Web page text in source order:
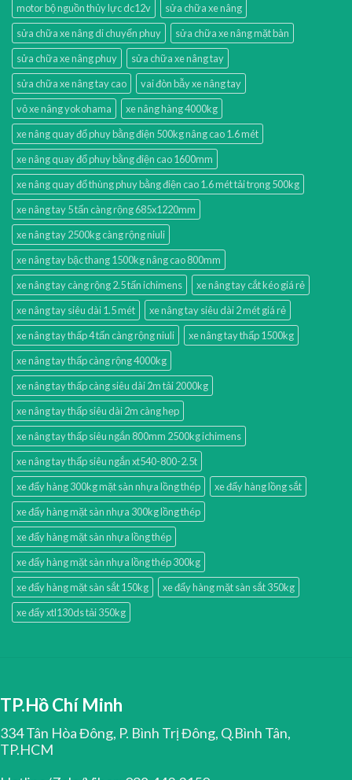
motor bộ nguồn thủy lực dc12v
sửa chữa xe nâng
sửa chữa xe nâng di chuyển phuy
sửa chữa xe nâng mặt bàn
sửa chữa xe nâng phuy
sửa chữa xe nâng tay
sửa chữa xe nâng tay cao
vai đòn bẫy xe nâng tay
vỏ xe nâng yokohama
xe nâng hàng 4000kg
xe nâng quay đổ phuy bằng điện 500kg nâng cao 1.6 mét
xe nâng quay đổ phuy bằng điện cao 1600mm
xe nâng quay đổ thùng phuy bằng điện cao 1.6 mét tải trọng 500kg
xe nâng tay 5 tấn càng rộng 685x1220mm
xe nâng tay 2500kg càng rộng niuli
xe nâng tay bậc thang 1500kg nâng cao 800mm
xe nâng tay càng rộng 2.5 tấn ichimens
xe nâng tay cắt kéo giá rẻ
xe nâng tay siêu dài 1.5 mét
xe nâng tay siêu dài 2 mét giá rẻ
xe nâng tay thấp 4 tấn càng rộng niuli
xe nâng tay thấp 1500kg
xe nâng tay thấp càng rộng 4000kg
xe nâng tay thấp càng siêu dài 2m tải 2000kg
xe nâng tay thấp siêu dài 2m càng hẹp
xe nâng tay thấp siêu ngắn 800mm 2500kg ichimens
xe nâng tay thấp siêu ngắn xt540-800-2.5t
xe đẩy hàng 300kg mặt sàn nhựa lồng thép
xe đẩy hàng lồng sắt
xe đẩy hàng mặt sàn nhựa 300kg lồng thép
xe đẩy hàng mặt sàn nhựa lồng thép
xe đẩy hàng mặt sàn nhựa lồng thép 300kg
xe đẩy hàng mặt sàn sắt 150kg
xe đẩy hàng mặt sàn sắt 350kg
xe đẩy xtl130ds tải 350kg
TP.Hồ Chí Minh
334 Tân Hòa Đông, P. Bình Trị Đông, Q.Bình Tân,
TP.HCM